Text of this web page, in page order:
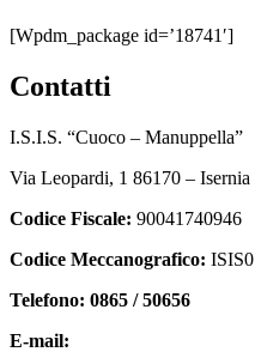
[wpdm_package id=’18741′]
contatti
I.S.I.S. “Cuoco – Manuppella”
Via Leopardi, 1 86170 – Isernia
Codice Fiscale: 90041740946
Codice Meccanografico:
Telefono: 0865 / 50656
E-mail: